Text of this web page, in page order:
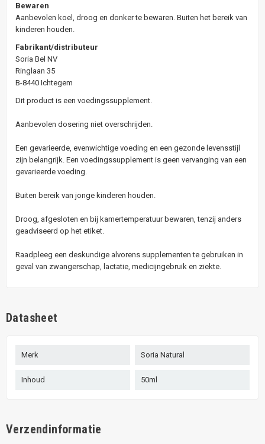
Bewaren
Aanbevolen koel, droog en donker te bewaren. Buiten het bereik van
kinderen houden.
Fabrikant/distributeur
Soria Bel NV
Ringlaan 35
B-8440 Ichtegem
Dit product is een voedingssupplement.
Aanbevolen dosering niet overschrijden.
Een gevarieerde, evenwichtige voeding en een gezonde levensstijl
zijn belangrijk. Een voedingssupplement is geen vervanging van een
gevarieerde voeding.
Buiten bereik van jonge kinderen houden.
Droog, afgesloten en bij kamertemperatuur bewaren, tenzij anders
geadviseerd op het etiket.
Raadpleeg een deskundige alvorens supplementen te gebruiken in
geval van zwangerschap, lactatie, medicijngebruik en ziekte.
Datasheet
Merk Soria Natural
Inhoud 50ml
Verzendinformatie